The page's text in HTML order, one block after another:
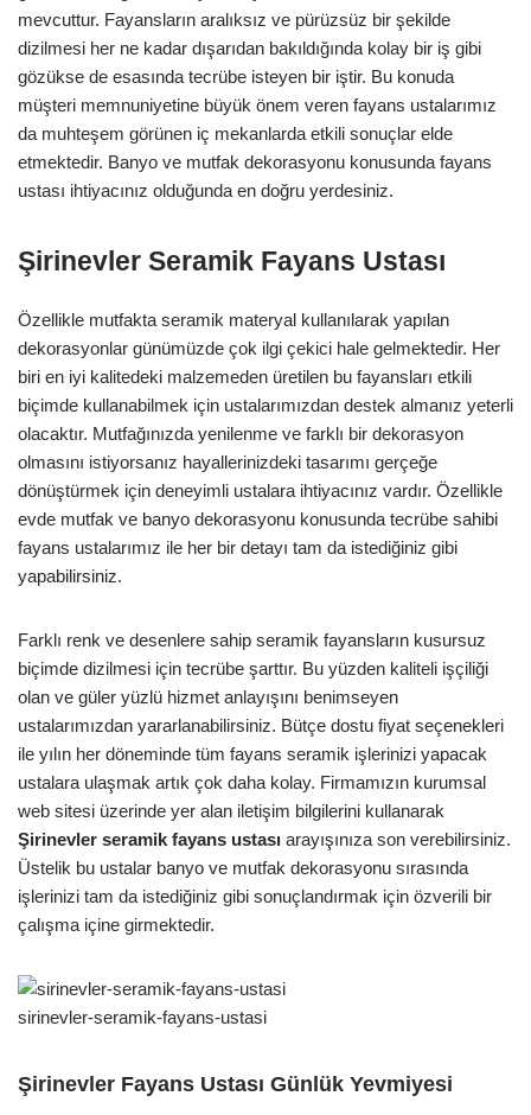
mevcuttur. Fayansların aralıksız ve pürüzsüz bir şekilde
dizilmesi her ne kadar dışarıdan bakıldığında kolay bir iş gibi
gözükse de esasında tecrübe isteyen bir iştir. Bu konuda
müşteri memnuniyetine büyük önem veren fayans ustalarımız
da muhteşem görünen iç mekanlarda etkili sonuçlar elde
etmektedir. Banyo ve mutfak dekorasyonu konusunda fayans
ustası ihtiyacınız olduğunda en doğru yerdesiniz.
Şirinevler Seramik Fayans Ustası
Özellikle mutfakta seramik materyal kullanılarak yapılan
dekorasyonlar günümüzde çok ilgi çekici hale gelmektedir. Her
biri en iyi kalitedeki malzemeden üretilen bu fayansları etkili
biçimde kullanabilmek için ustalarımızdan destek almanız yeterli
olacaktır. Mutfağınızda yenilenme ve farklı bir dekorasyon
olmasını istiyorsanız hayallerinizdeki tasarımı gerçeğe
dönüştürmek için deneyimli ustalara ihtiyacınız vardır. Özellikle
evde mutfak ve banyo dekorasyonu konusunda tecrübe sahibi
fayans ustalarımız ile her bir detayı tam da istediğiniz gibi
yapabilirsiniz.
Farklı renk ve desenlere sahip seramik fayansların kusursuz
biçimde dizilmesi için tecrübe şarttır. Bu yüzden kaliteli işçiliği
olan ve güler yüzlü hizmet anlayışını benimseyen
ustalarımızdan yararlanabilirsiniz. Bütçe dostu fiyat seçenekleri
ile yılın her döneminde tüm fayans seramik işlerinizi yapacak
ustalara ulaşmak artık çok daha kolay. Firmamızın kurumsal
web sitesi üzerinde yer alan iletişim bilgilerini kullanarak
Şirinevler seramik fayans ustası arayışınıza son verebilirsiniz.
Üstelik bu ustalar banyo ve mutfak dekorasyonu sırasında
işlerinizi tam da istediğiniz gibi sonuçlandırmak için özverili bir
çalışma içine girmektedir.
sirinevler-seramik-fayans-ustasi
Şirinevler Fayans Ustası Günlük Yevmiyesi